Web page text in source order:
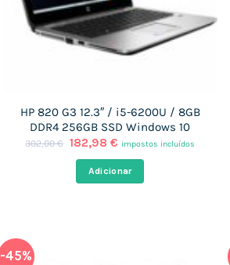
HP 820 G3 12.3″ / i5-6200U / 8GB
DDR4 256GB SSD Windows 10
302,00€ O
original
era:
182,98€ O
atual
é:
impostos incluídos
Adicionar
-45%